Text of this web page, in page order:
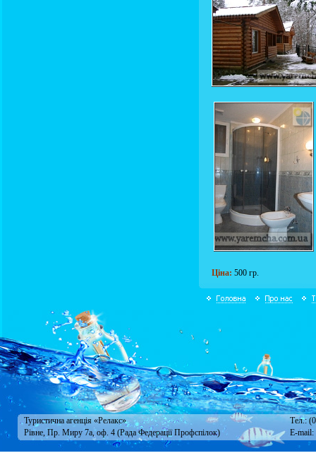
Ціна: 500 гр.
Туристична агенція «Релакс»
Тел.:
Рівне, Пр. Миру 7а, оф. 4 (Рада Федерації Профспілок)
E-mail: